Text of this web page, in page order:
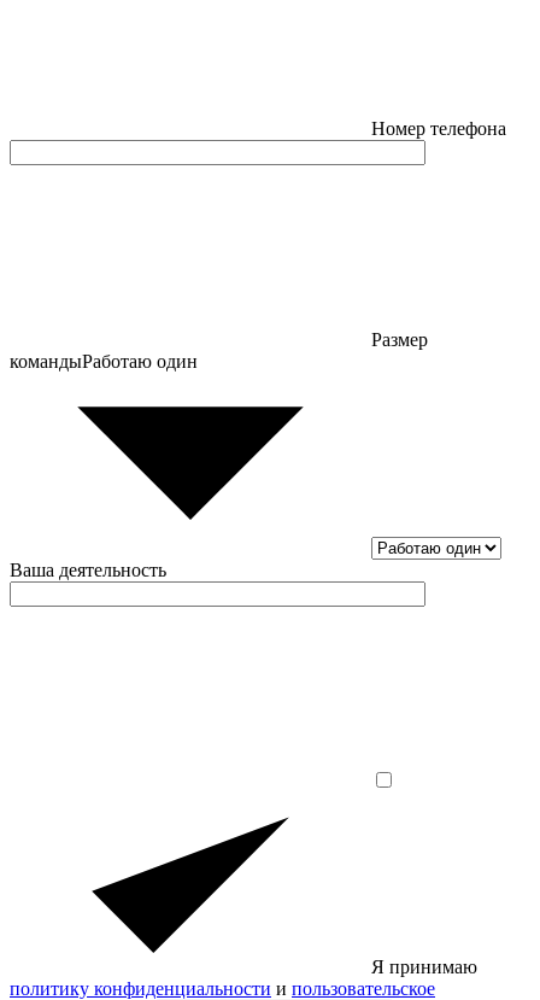
Номер телефона
Размер
командыРаботаю один
Ваша деятельность
Я принимаю
политику конфиденциальности и пользовательское